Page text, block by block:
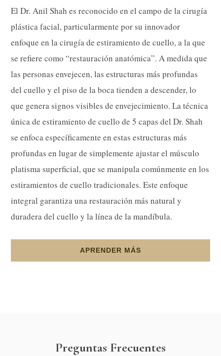
El Dr. Anil Shah es reconocido en el campo de la cirugía
plástica facial, particularmente por su innovador
enfoque en la cirugía de estiramiento de cuello, a la que
se refiere como “restauración anatómica”. A medida que
las personas envejecen, las estructuras más profundas
del cuello y el piso de la boca tienden a descender, lo
que genera signos visibles de envejecimiento. La técnica
única de estiramiento de cuello de 5 capas del Dr. Shah
se enfoca específicamente en estas estructuras más
profundas en lugar de simplemente ajustar el músculo
platisma superficial, que se manipula comúnmente en los
estiramientos de cuello tradicionales. Este enfoque
integral garantiza una restauración más natural y
duradera del cuello y la línea de la mandíbula.
APRENDER MÁS
Preguntas Frecuentes